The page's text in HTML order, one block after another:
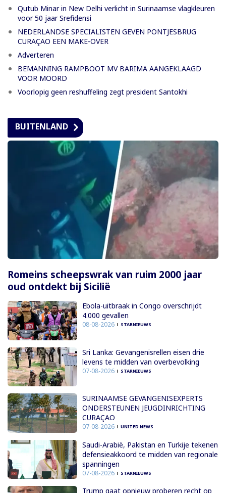
Qutub Minar in New Delhi verlicht in Surinaamse vlagkleuren
voor 50 jaar Srefidensi
NEDERLANDSE SPECIALISTEN GEVEN PONTJESBRUG
CURAÇAO EEN MAKE-OVER
Adverteren
BEMANNING RAMPBOOT MV BARIMA AANGEKLAAGD
VOOR MOORD
Voorlopig geen reshuffeling zegt president Santokhi
BUITENLAND
Romeins scheepswrak van ruim 2000 jaar
oud ontdekt bij Sicilië
Ebola-uitbraak in Congo overschrijdt
4.000 gevallen
08-08-2026 STARNIEUWS
Sri Lanka: Gevangenisrellen eisen drie
levens te midden van overbevolking
07-08-2026 STARNIEUWS
SURINAAMSE GEVANGENISEXPERTS
ONDERSTEUNEN JEUGDINRICHTING
CURAÇAO
07-08-2026 UNITED NEWS
Saudi-Arabië, Pakistan en Turkije tekenen
defensieakkoord te midden van regionale
spanningen
07-08-2026 STARNIEUWS
Trump gaat opnieuw proberen recht op